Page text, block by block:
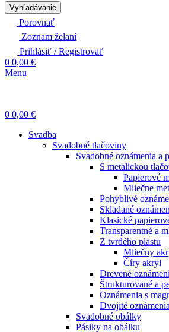
Vyhľadávanie
Porovnať
Zoznam želaní
Prihlásiť / Registrovať
0 0,00 €
Menu
0 0,00 €
Svadba
Svadobné tlačoviny
Svadobné oznámenia a
S metalickou
Papierové
Mliečne
Pohyblivé
Skladané
Klasické
Transparentné a
Z tvrdého plastu
Mliečny
Číry akryl
Drevené
Štrukturované a
Oznámenia s
Dvojité
Svadobné obálky
Pásiky na obálku